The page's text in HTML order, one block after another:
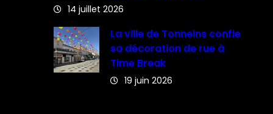
14 juillet 2026
La ville de Tonneins confie
sa décoration de rue à
Time Break
19 juin 2026